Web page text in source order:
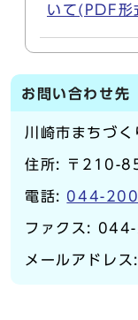
いて(PDF
お問い合わせ先
川崎市まちづく
住所: 〒210-
電話: 044-
ファクス:
メールアドレス: